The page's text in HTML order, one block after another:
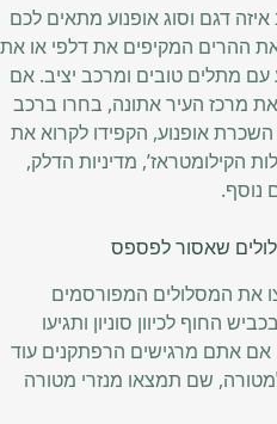
דגם וסוג אופנוע מתאים לכם
ההרים המקיפים את דלפי או את
עם מתלים טובים ומרכב יציב. אם
מרכז העיר אתונה, בחרו ברכב
השכרת אופנוע, הקפידו לקרוא את
הקילומטראז’, מדיניות הדלק,
נוסף.
שאסור לפספס
את המסלולים המפורסמים
החוף לכיוון סוניון ותגיעו
אם אתם מרגישים הרפתקנים עוד
שם תמצאו מנזרי מטורה